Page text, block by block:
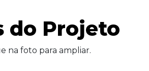
do Projeto
na foto para ampliar.